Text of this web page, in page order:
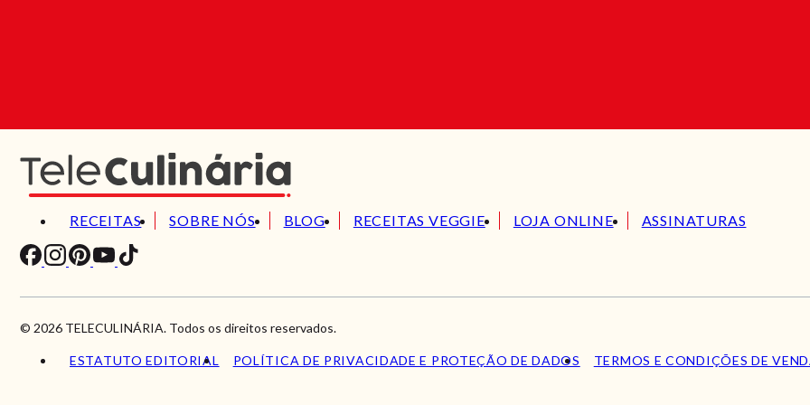
RECEITAS SOBRE NÓS BLOG RECEITAS VEGGIE LOJA ONLINE ASSINATURAS
© 2026 TELECULINÁRIA. Todos os direitos reservados.
ESTATUTO EDITORIAL POLÍTICA DE PRIVACIDADE E PROTEÇÃO DE DADOS TERMOS E CONDIÇÕES DE